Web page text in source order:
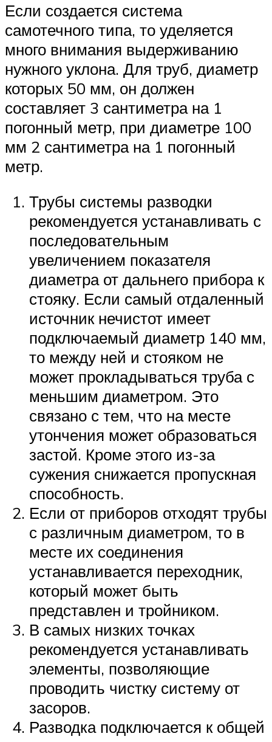
Если создается система
самотечного типа, то уделяется
много внимания выдерживанию
нужного уклона. Для труб, диаметр
которых 50 мм, он должен
составляет 3 сантиметра на 1
погонный метр, при диаметре 100
мм 2 сантиметра на 1 погонный
метр.
Трубы системы разводки
рекомендуется устанавливать с
последовательным
увеличением показателя
диаметра от дальнего прибора к
стояку. Если самый отдаленный
источник нечистот имеет
подключаемый диаметр 140 мм,
то между ней и стояком не
может прокладываться труба с
меньшим диаметром. Это
связано с тем, что на месте
утончения может образоваться
застой. Кроме этого из-за
сужения снижается пропускная
способность.
Если от приборов отходят трубы
с различным диаметром, то в
месте их соединения
устанавливается переходник,
который может быть
представлен и тройником.
В самых низких точках
рекомендуется устанавливать
элементы, позволяющие
проводить чистку систему от
засоров.
Разводка подключается к общей